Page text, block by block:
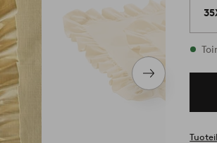
Seuraava
tuote